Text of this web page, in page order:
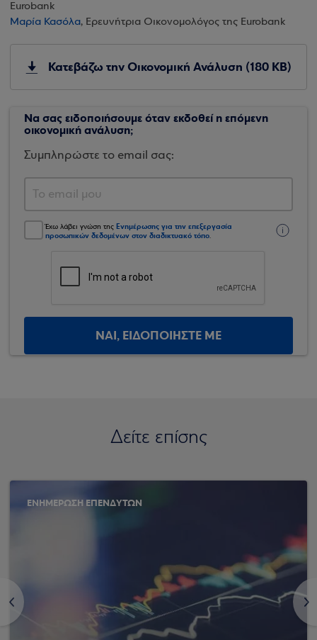
Eurobank
Μαρία Κασόλα, Ερευνήτρια Οικονομολόγος της Eurobank
Κατεβάζω την Οικονομική Ανάλυση (180 KB)
Να σας ειδοποιήσουμε όταν εκδοθεί η επόμενη
οικονομική ανάλυση;
Συμπληρώστε το email σας:
Έχω λάβει γνώση της Ενημέρωσης για την επεξεργασία
προσωπικών δεδομένων στον διαδικτυακό τόπο.
ΝΑΙ, ΕΙΔΟΠΟΙΗΣΤΕ ΜΕ
Δείτε επίσης
<
ΕΝΗΜΕΡΩΣΗ ΕΠΕΝΔΥΤΩΝ
>